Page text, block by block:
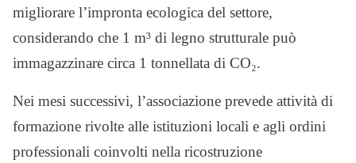
migliorare l’impronta ecologica del settore,
considerando che 1 m³ di legno strutturale può
immagazzinare circa 1 tonnellata di CO₂.
Nei mesi successivi, l’associazione prevede attività di
formazione rivolte alle istituzioni locali e agli ordini
professionali coinvolti nella ricostruzione